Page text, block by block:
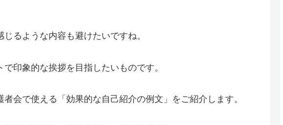
るような内容も避けたいですね。
印象的な挨拶を目指したいものです。
会で使える「効果的な自己紹介の例文」をご紹介します。